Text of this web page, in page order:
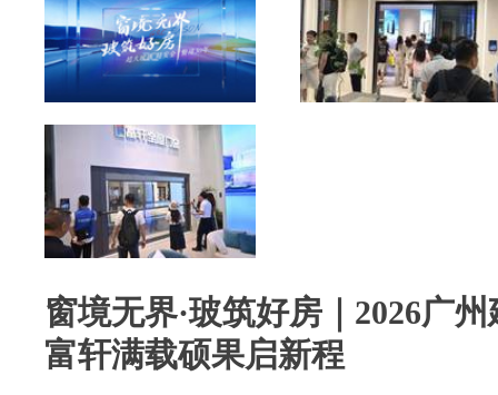
窗境无界·玻筑好房｜2026广
富轩满载硕果启新程